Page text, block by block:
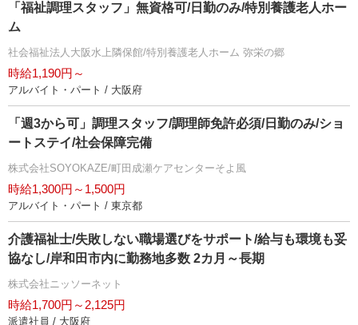
「福祉調理スタッフ」無資格可/日勤のみ/特別養護老人ホー
ム
社会福祉法人大阪水上隣保館/特別養護老人ホーム 弥栄の郷
時給1,190円～
アルバイト・パート / 大阪府
「週3から可」調理スタッフ/調理師免許必須/日勤のみ/ショ
ートステイ/社会保障完備
株式会社SOYOKAZE/町田成瀬ケアセンターそよ風
時給1,300円～1,500円
アルバイト・パート / 東京都
介護福祉士/失敗しない職場選びをサポート/給与も環境も妥
協なし/岸和田市内に勤務地多数 2カ月～長期
株式会社ニッソーネット
時給1,700円～2,125円
派遣社員 / 大阪府